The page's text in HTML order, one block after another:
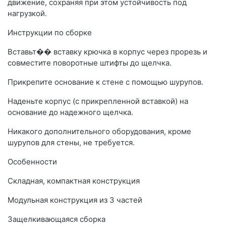
движение, сохраняя при этом устойчивость под
нагрузкой.
Инструкции по сборке
Вставьт�� вставку крючка в корпус через прорезь и
совместите поворотные штифты до щелчка.
Прикрепите основание к стене с помощью шурупов.
Наденьте корпус (с прикрепленной вставкой) на
основание до надежного щелчка.
Никакого дополнительного оборудования, кроме
шурупов для стены, не требуется.
Особенности
Складная, компактная конструкция
Модульная конструкция из 3 частей
Защелкивающаяся сборка